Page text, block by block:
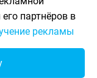
партнёров в
рекламы